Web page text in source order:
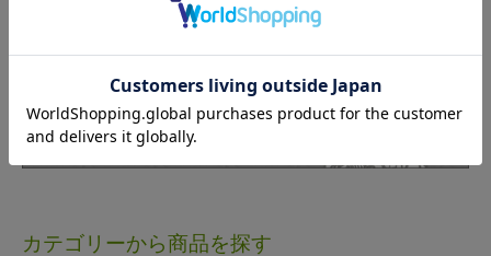
カテゴリーから商品を探す